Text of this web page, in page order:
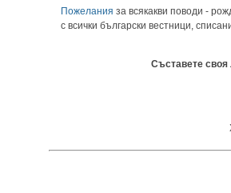
Пожелания за всякакви поводи -
с всички български вестници,
Съставете своя